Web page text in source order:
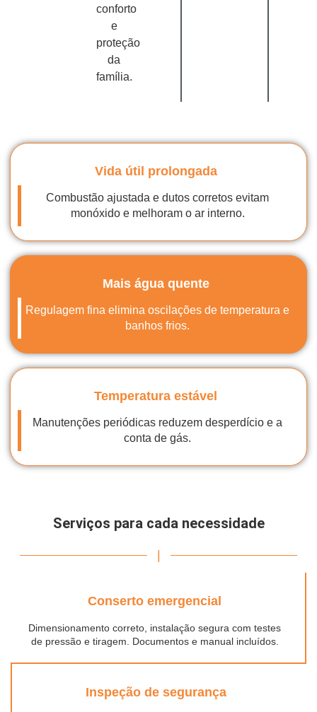
conforto
e
proteção
da
família.
Vida útil prolongada
Combustão ajustada e dutos corretos evitam
monóxido e melhoram o ar interno.
Mais água quente
Regulagem fina elimina oscilações de temperatura e
banhos frios.
Temperatura estável
Manutenções periódicas reduzem desperdício e a
conta de gás.
Serviços para cada necessidade
Conserto emergencial
Dimensionamento correto, instalação segura com testes
de pressão e tiragem. Documentos e manual incluídos.
Inspeção de segurança